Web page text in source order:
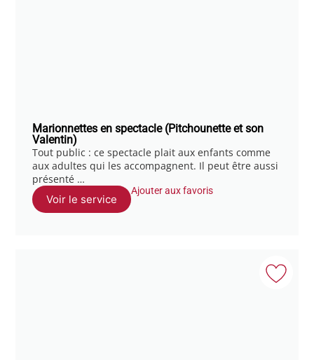
Marionnettes en spectacle (Pitchounette et son
Valentin)
Tout public : ce spectacle plait aux enfants comme
aux adultes qui les accompagnent. Il peut être aussi
présenté …
Voir le service
Ajouter aux favoris